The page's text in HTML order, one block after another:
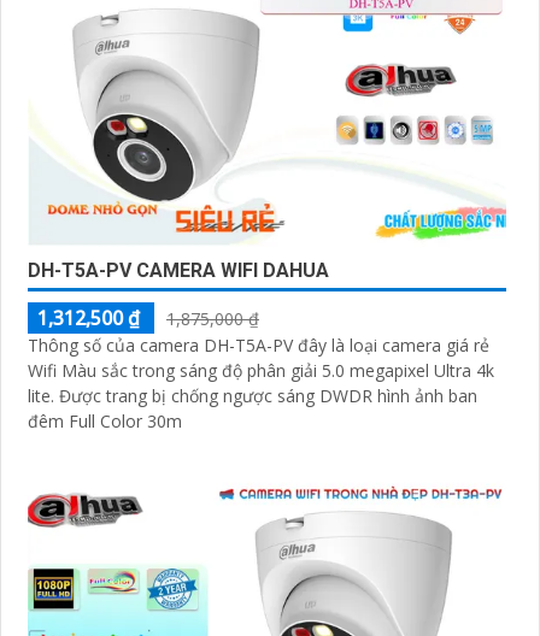
DH-T5A-PV CAMERA WIFI DAHUA
1,312,500 ₫
1,875,000 ₫
Thông số của camera DH-T5A-PV đây là loại camera giá rẻ
Wifi Màu sắc trong sáng độ phân giải 5.0 megapixel Ultra 4k
lite. Được trang bị chống ngược sáng DWDR hình ảnh ban
đêm Full Color 30m